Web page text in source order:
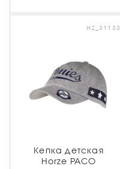
HZ_31133
Кепка детская
Horze PACO